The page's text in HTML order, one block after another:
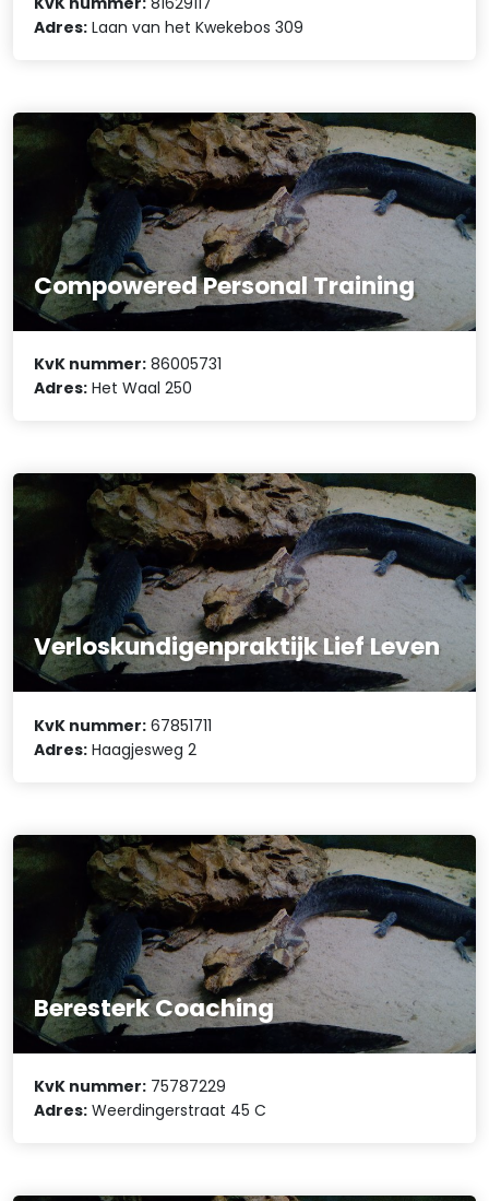
Adres: Laan van het Kwekebos 309
Compowered Personal Training
KvK nummer: 86005731
Adres: Het Waal 250
Verloskundigenpraktijk Lief Leven
KvK nummer: 67851711
Adres: Haagjesweg 2
Beresterk Coaching
KvK nummer: 75787229
Adres: Weerdingerstraat 45 C